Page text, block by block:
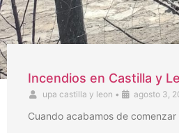
Incendios en Castilla y
upa castilla y leon • agosto 3,
Cuando acabamos de